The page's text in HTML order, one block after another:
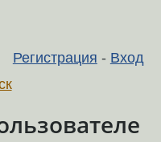
Регистрация - Вход